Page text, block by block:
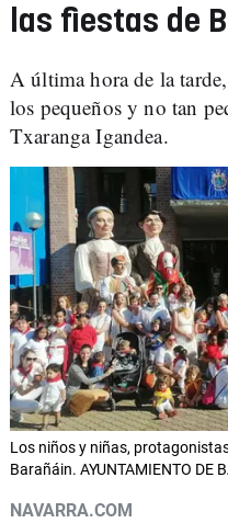
las fiestas de
A última hora de la
los pequeños y no tan
Txaranga Igandea.
Los niños y niñas,
Barañáin. AYUNTAMIENTO DE
NAVARRA.COM